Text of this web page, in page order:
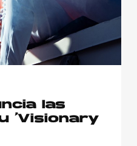
las
‘Visionary